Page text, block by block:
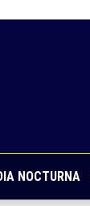
NOCTURNA